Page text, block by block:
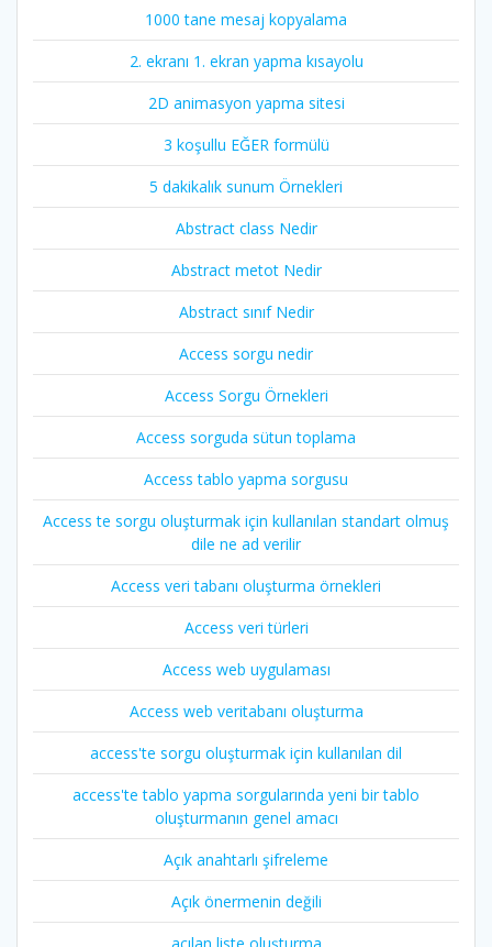
1000 tane mesaj kopyalama
2. ekranı 1. ekran yapma kısayolu
2D animasyon yapma sitesi
3 koşullu EĞER formülü
5 dakikalık sunum Örnekleri
Abstract class Nedir
Abstract metot Nedir
Abstract sınıf Nedir
Access sorgu nedir
Access Sorgu Örnekleri
Access sorguda sütun toplama
Access tablo yapma sorgusu
Access te sorgu oluşturmak için kullanılan standart olmuş
dile ne ad verilir
Access veri tabanı oluşturma örnekleri
Access veri türleri
Access web uygulaması
Access web veritabanı oluşturma
access'te sorgu oluşturmak için kullanılan dil
access'te tablo yapma sorgularında yeni bir tablo
oluşturmanın genel amacı
Açık anahtarlı şifreleme
Açık önermenin değili